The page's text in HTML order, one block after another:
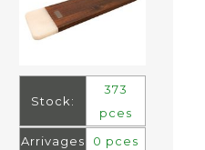
Stock:
373
pces
Arrivages
0 pces